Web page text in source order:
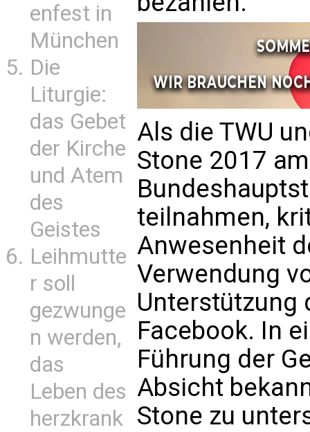
enfest in
München
Die
Liturgie:
das Gebet
der Kirche
und Atem
des
Geistes
Leihmutte
r soll
gezwunge
n werden,
das
Leben des
herzkrank
Als die TWU
Stone 2017
teilnahmen,
Anwesenheit
Verwendung
Unterstützung
Facebook. In
Führung der
Absicht
Stone zu